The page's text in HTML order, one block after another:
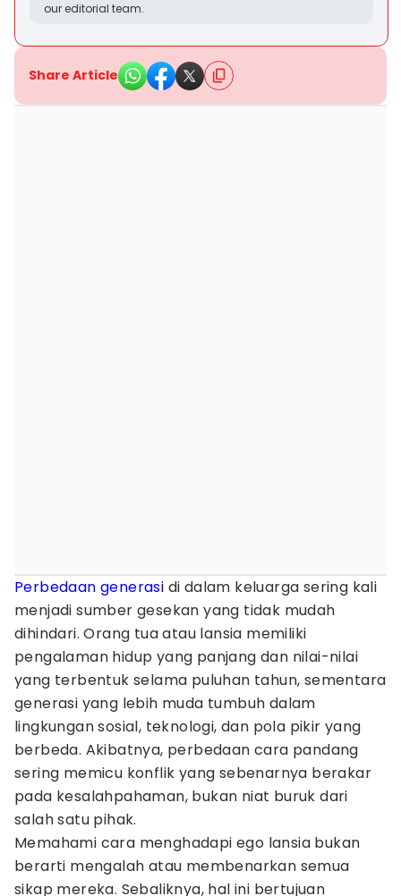
our editorial team.
Share Article
Perbedaan generasi di dalam keluarga sering kali
menjadi sumber gesekan yang tidak mudah
dihindari. Orang tua atau lansia memiliki
pengalaman hidup yang panjang dan nilai-nilai
yang terbentuk selama puluhan tahun, sementara
generasi yang lebih muda tumbuh dalam
lingkungan sosial, teknologi, dan pola pikir yang
berbeda. Akibatnya, perbedaan cara pandang
sering memicu konflik yang sebenarnya berakar
pada kesalahpahaman, bukan niat buruk dari
salah satu pihak.
Memahami cara menghadapi ego lansia bukan
berarti mengalah atau membenarkan semua
sikap mereka. Sebaliknya, hal ini bertujuan